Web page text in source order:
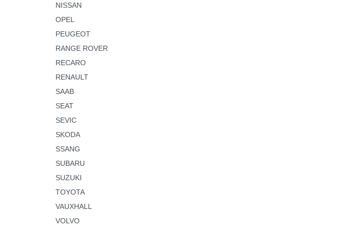
NISSAN
OPEL
PEUGEOT
RANGE ROVER
RECARO
RENAULT
SAAB
SEAT
SEVIC
SKODA
SSANG
SUBARU
SUZUKI
TOYOTA
VAUXHALL
VOLVO